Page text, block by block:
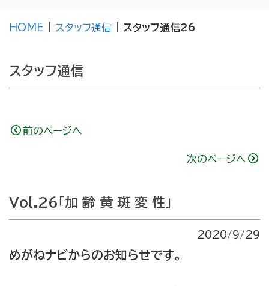
HOME スタッフ通信 スタッフ通信26
スタッフ通信
前のページへ
次のページへ
Vol.26「加 齢 黄 斑 変 性」
2020/9/29
めがねナビからのお知らせです。